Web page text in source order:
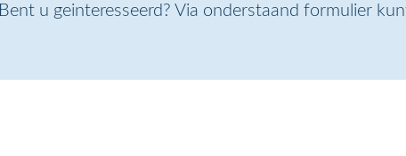
Bent u geinteresseerd? Via onderstaand formulier